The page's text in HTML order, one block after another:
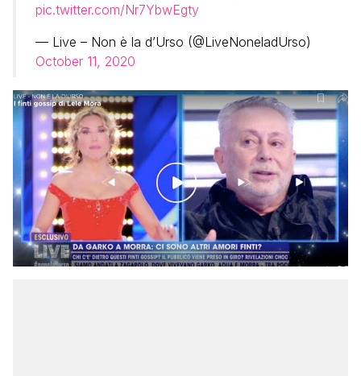
pic.twitter.com/Nr7YbwEgty
— Live – Non è la d’Urso (@LiveNoneladUrso)
October 11, 2020